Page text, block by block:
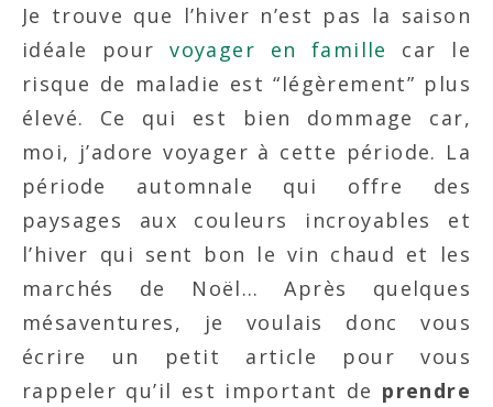
Je trouve que l’hiver n’est pas la saison
idéale pourvoyager en famille
car le
risque de maladie est “légèrement” plus
élevé. Ce qui est bien dommage car,
moi, j’adore voyager à cette période. La
période automnale qui offre des
paysages aux couleurs incroyables et
l’hiver qui sent bon le vin chaud et les
marchés de Noël… Après quelques
mésaventures, je voulais donc vous
écrire un petit article pour vous
rappeler qu’il est important de prendre